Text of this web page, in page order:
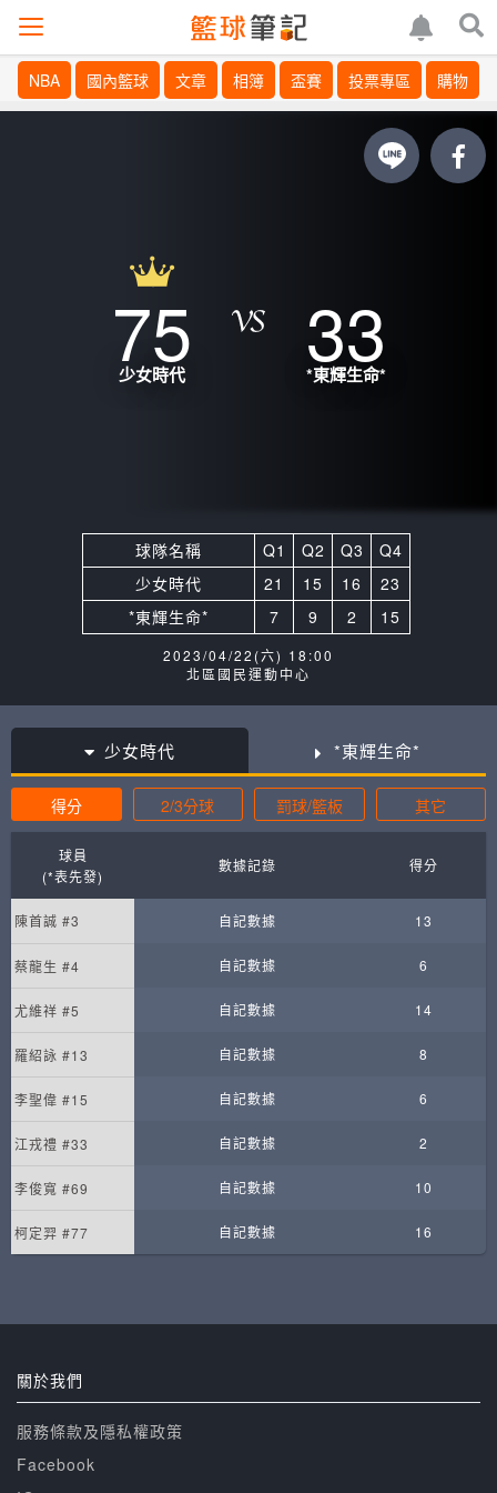
NBA 國內籃球 文章 相簿 盃賽 投票專區 購物
75
少女時代 33
*東輝生命*
球隊名稱 Q1 Q2 Q3
Q4
少女時代
21 15 16
23
*東輝生命*
7 9 2 15
2023/04/22(六) 18:00
北區國民運動中心
少女時代 *東輝生命*
得分 2/3分球 罰球/籃板 其它
球員
(*表先發)
數據記錄 得分
陳首誠 #3 自記數據 13
蔡龍生 #4 自記數據 6
尤維祥 #5 自記數據 14
羅紹詠 #13 自記數據 8
李聖偉 #15 自記數據 6
江戎禮 #33 自記數據 2
李俊寬 #69 自記數據 10
柯定羿 #77 自記數據 16
關於我們
服務條款及隱私權政策
Facebook